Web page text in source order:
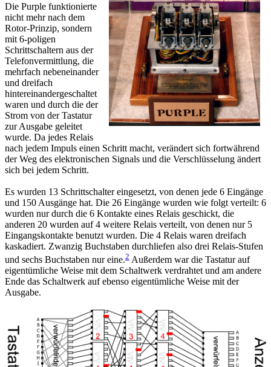
Die Purple funktionierte
nicht mehr nach dem
Rotor-Prinzip, sondern
mit 6-poligen
Schrittschaltern aus der
Telefonvermittlung, die
mehrfach nebeneinander
und dreifach
hintereinandergeschaltet
waren und durch die der
Strom von der Tastatur
zur Ausgabe geleitet
wurde. Da jedes Relais
nach jedem Impuls einen Schritt macht, verändert sich fortwährend
der Weg des elektronischen Signals und die Verschlüsselung ändert
sich bei jedem Schritt.
Es wurden 13 Schrittschalter eingesetzt, von denen jede 6 Eingänge
und 150 Ausgänge hat. Die 26 Eingänge wurden wie folgt verteilt: 6
wurden nur durch die 6 Kontakte eines Relais geschickt, die
anderen 20 wurden auf 4 weitere Relais verteilt, von denen nur 5
Eingangskontakte benutzt wurden. Die 4 Relais waren dreifach
kaskadiert. Zwanzig Buchstaben durchliefen also drei Relais-Stufen
und sechs Buchstaben nur eine.2 Außerdem war die Tastatur auf
eigentümliche Weise mit dem Schaltwerk verdrahtet und am andere
Ende das Schaltwerk auf ebenso eigentümliche Weise mit der
Ausgabe.